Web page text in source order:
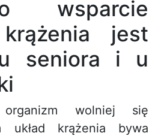
wsparcie
krążenia jest
seniora i u
wolniej się
układ krążenia bywa